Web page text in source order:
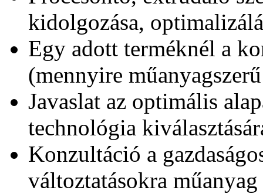
kidolgozása,
Egy adott terméknél a
(mennyire
Javaslat az optimális
technológia
Konzultáció a
változtatásokra